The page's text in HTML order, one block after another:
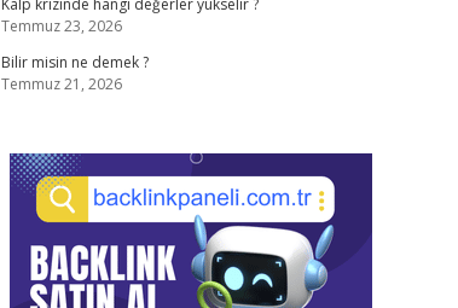
Kalp krizinde hangi değerler yükselir ?
Temmuz 23, 2026
Bilir misin ne demek ?
Temmuz 21, 2026